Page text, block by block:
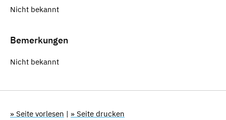
Nicht bekannt
Bemerkungen
Nicht bekannt
» Seite vorlesen | » Seite drucken